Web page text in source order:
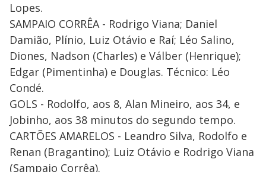
Lopes.
SAMPAIO CORRÊA - Rodrigo Viana; Daniel
Damião, Plínio, Luiz Otávio e Raí; Léo Salino,
Diones, Nadson (Charles) e Válber (Henrique);
Edgar (Pimentinha) e Douglas. Técnico: Léo
Condé.
GOLS - Rodolfo, aos 8, Alan Mineiro, aos 34, e
Jobinho, aos 38 minutos do segundo tempo.
CARTÕES AMARELOS - Leandro Silva, Rodolfo e
Renan (Bragantino); Luiz Otávio e Rodrigo Viana
(Sampaio Corrêa).